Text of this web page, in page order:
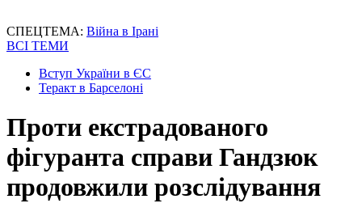
СПЕЦТЕМА: Війна в Ірані
ВСІ ТЕМИ
Вступ України в ЄС
Теракт в Барселоні
Проти екстрадованого
фігуранта справи Гандзюк
продовжили розслідування